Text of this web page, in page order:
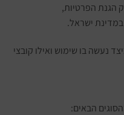
הגנת הפרטיות,
נעשה בו שימוש ואילו קובצי
הבאים: